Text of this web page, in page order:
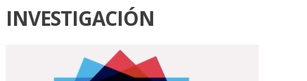
INVESTIGACIÓN